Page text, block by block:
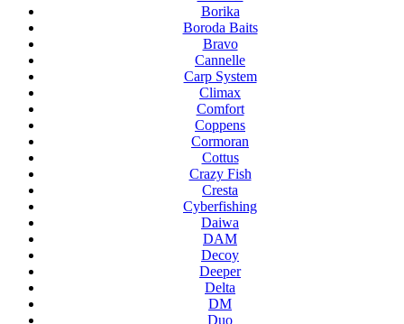
Borika
Boroda Baits
Bravo
Cannelle
Carp System
Climax
Comfort
Coppens
Cormoran
Cottus
Crazy Fish
Cresta
Cyberfishing
Daiwa
DAM
Decoy
Deeper
Delta
DM
Duo